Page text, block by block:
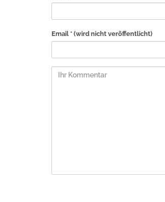
Email * (wird nicht veröffentlicht)